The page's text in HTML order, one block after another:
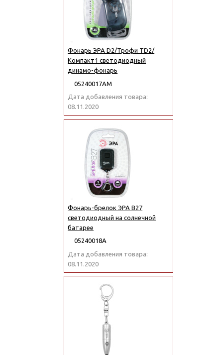
Фонарь ЭРА D2/Трофи TD2/
Компакт1 светодиодный
динамо-фонарь
05240017АМ
Дата добавления товара:
08.11.2020
Фонарь-брелок ЭРА B27
светодиодный на солнечной
батарее
05240018А
Дата добавления товара:
08.11.2020